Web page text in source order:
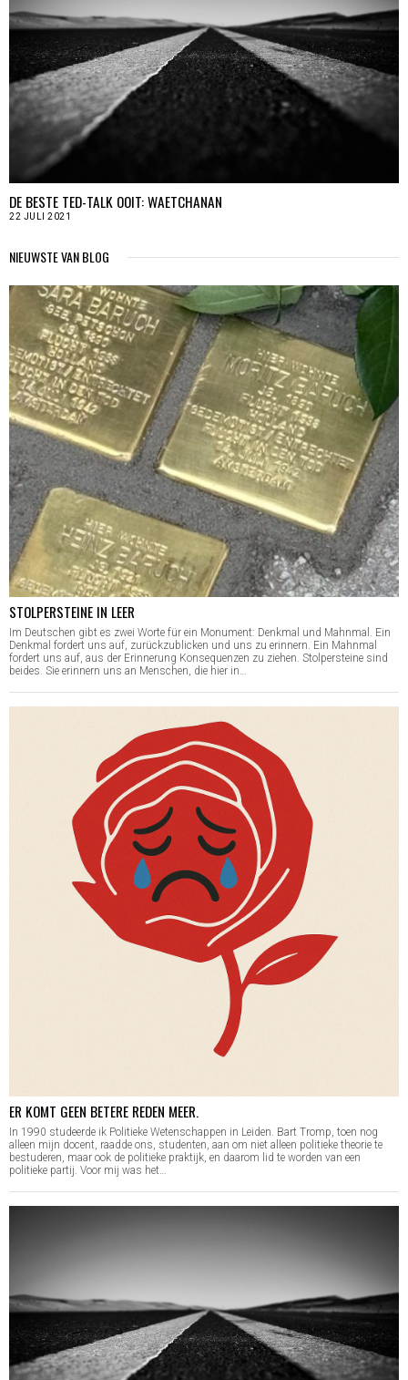
DE BESTE TED-TALK OOIT: WAETCHANAN
22 JULI 2021
NIEUWSTE VAN BLOG
STOLPERSTEINE IN LEER
Im Deutschen gibt es zwei Worte für ein Monument: Denkmal und Mahnmal. Ein
Denkmal fordert uns auf, zurückzublicken und uns zu erinnern. Ein Mahnmal
fordert uns auf, aus der Erinnerung Konsequenzen zu ziehen. Stolpersteine sind
beides. Sie erinnern uns an Menschen, die hier in…
ER KOMT GEEN BETERE REDEN MEER.
In 1990 studeerde ik Politieke Wetenschappen in Leiden. Bart Tromp, toen nog
alleen mijn docent, raadde ons, studenten, aan om niet alleen politieke theorie te
bestuderen, maar ook de politieke praktijk, en daarom lid te worden van een
politieke partij. Voor mij was het…